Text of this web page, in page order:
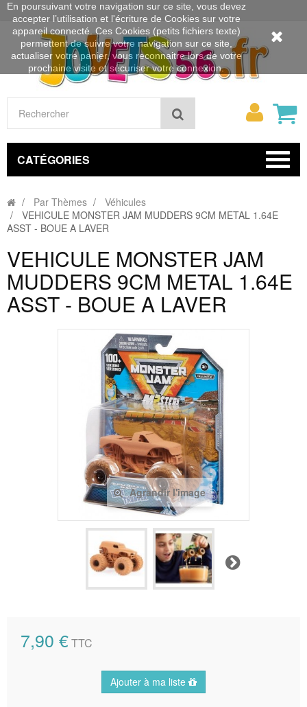
Rechercher
Mon
CATÉGORIES
Par Thèmes
Véhicules
VEHICULE MONSTER JAM MUDDERS 9CM METAL 1.64E
ASST - BOUE A LAVER
VEHICULE MONSTER JAM
MUDDERS 9CM METAL 1.64E
ASST - BOUE A LAVER
Agrandir l'image
Suivant
7,90 €TTC
Ajouter à ma liste
En poursuivant votre navigation sur ce site, vous devez
accepter l’utilisation et l'écriture de Cookies sur votre
appareil connecté. Ces Cookies (petits fichiers texte)
permettent de suivre votre navigation sur ce site,
actualiser votre panier, vous reconnaitre lors de votre
prochaine visite et sécuriser votre connexion.